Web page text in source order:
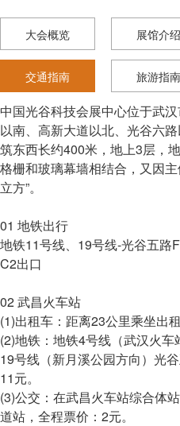
大会概览 展馆介绍
交通指南 旅游指南
中国光谷科技会展中心位于武
以南、高新大道以北、光谷六
筑东西长约400米，地上3层，
格栅和玻璃幕墙相结合，又因
立方”。
01 地铁出行
地铁11号线、19号线-光谷五路
C2出口
02 武昌火车站
(1)出租车：距离23公里乘坐出
(2)地铁：地铁4号线（武汉火
19号线（新月溪公园方向）光
11元。
(3)公交：在武昌火车站综合体
道站，全程票价：2元。